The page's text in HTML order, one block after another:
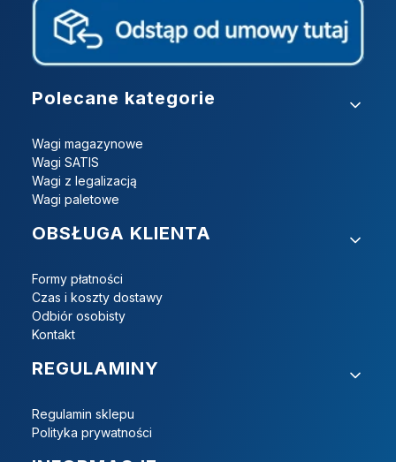
Linki w stopce
Polecane kategorie
Wagi magazynowe
Wagi SATIS
Wagi z legalizacją
Wagi paletowe
OBSŁUGA KLIENTA
Formy płatności
Czas i koszty dostawy
Odbiór osobisty
Kontakt
REGULAMINY
Regulamin sklepu
Polityka prywatności